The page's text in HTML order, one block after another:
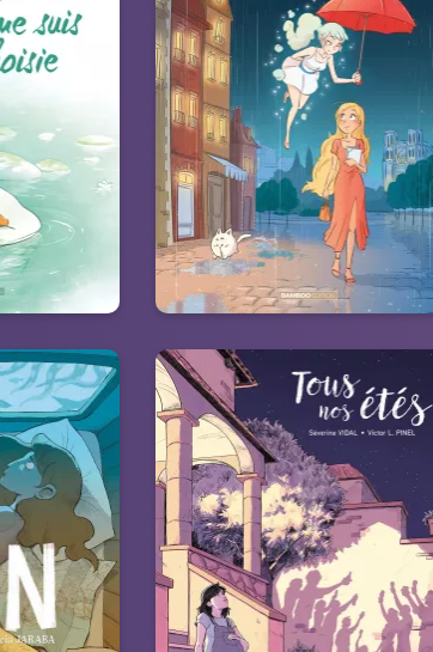
parution :
pleine
!
Dérangée
Tome 01 -
(Dé)rangée
Date de parution :
26/04/2023
Et si la petite voix que vous avez
dans la tête apparaissait devant
vous ?
parution :
quand on
soi ?
Tous nos étés -
histoire complète
Date de parution :
26/06/2024
“- Par contre, on repeint tout,
sauf la chambre jaune ! - Encore
une de tes lubies ? - Non, pas
du tout... une promesse faite il y
a longtemps ...”